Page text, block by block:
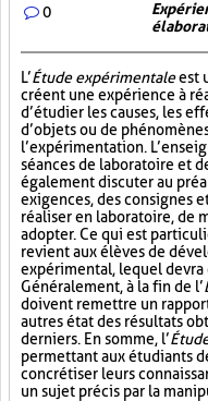
0
L’Étude expérimentaleest
créent une expérience à
d’étudier les causes, les
d’objets ou de
l’expérimentation.
séances de laboratoire et
également discuter au
exigences, des consignes
réaliser en laboratoire, de
adopter. Ce qui est
revient aux élèves de
expérimental, lequel devra
Généralement, à la fin de l’
doivent remettre un
autres état des résultats
derniers. En somme, l’
permettant aux étudiants
concrétiser leurs
un sujet précis par la